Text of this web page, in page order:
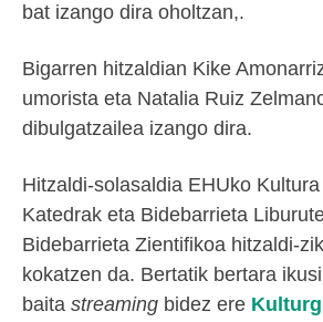
bat izango dira oholtzan,.
Bigarren hitzaldian Kike
umorista eta Natalia Ruiz
dibulgatzailea izango dira.
Hitzaldi-solasaldia EHUko
Katedrak eta Bidebarrieta
Bidebarrieta Zientifikoa hitzaldi-
kokatzen da. Bertatik bertara
baita streaming bidez ere